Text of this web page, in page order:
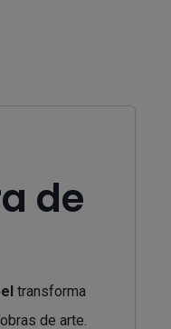
de
transforma
de arte.